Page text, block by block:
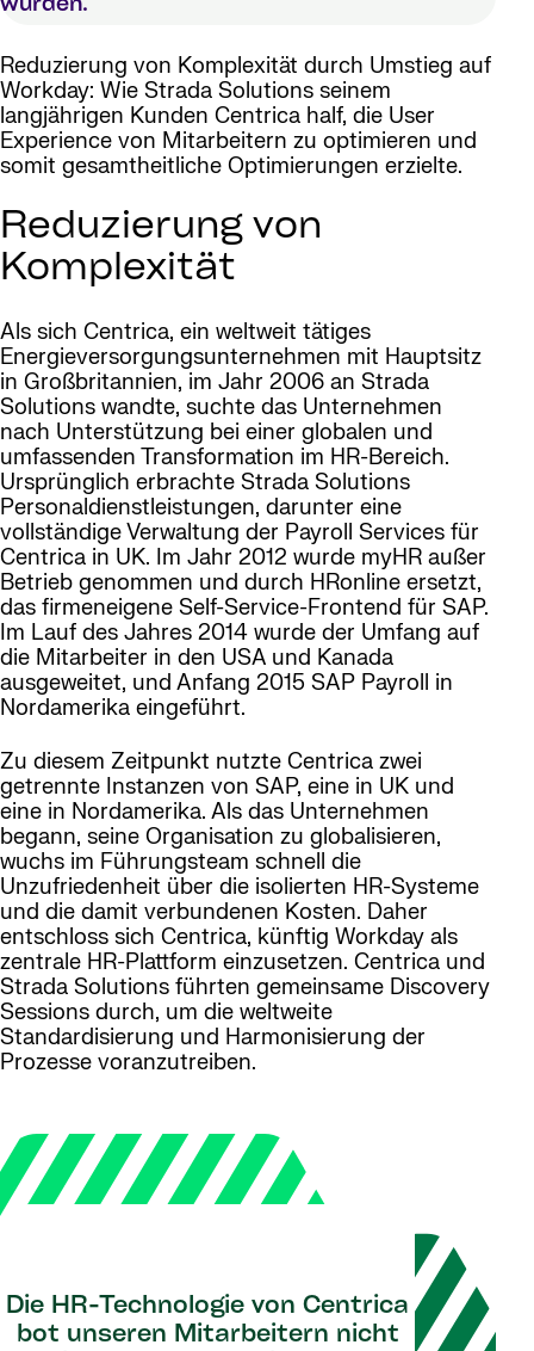
wurden.
Reduzierung von Komplexität durch Umstieg auf
Workday: Wie Strada Solutions seinem
langjährigen Kunden Centrica half, die User
Experience von Mitarbeitern zu optimieren und
somit gesamtheitliche Optimierungen erzielte.
Reduzierung von
Komplexität
Als sich Centrica, ein weltweit tätiges
Energieversorgungsunternehmen mit Hauptsitz
in Großbritannien, im Jahr 2006 an Strada
Solutions wandte, suchte das Unternehmen
nach Unterstützung bei einer globalen und
umfassenden Transformation im HR-Bereich.
Ursprünglich erbrachte Strada Solutions
Personaldienstleistungen, darunter eine
vollständige Verwaltung der Payroll Services für
Centrica in UK. Im Jahr 2012 wurde myHR außer
Betrieb genommen und durch HRonline ersetzt,
das firmeneigene Self-Service-Frontend für SAP.
Im Lauf des Jahres 2014 wurde der Umfang auf
die Mitarbeiter in den USA und Kanada
ausgeweitet, und Anfang 2015 SAP Payroll in
Nordamerika eingeführt.
Zu diesem Zeitpunkt nutzte Centrica zwei
getrennte Instanzen von SAP, eine in UK und
eine in Nordamerika. Als das Unternehmen
begann, seine Organisation zu globalisieren,
wuchs im Führungsteam schnell die
Unzufriedenheit über die isolierten HR-Systeme
und die damit verbundenen Kosten. Daher
entschloss sich Centrica, künftig Workday als
zentrale HR-Plattform einzusetzen. Centrica und
Strada Solutions führten gemeinsame Discovery
Sessions durch, um die weltweite
Standardisierung und Harmonisierung der
Prozesse voranzutreiben.
Die HR-Technologie von Centrica
bot unseren Mitarbeitern nicht